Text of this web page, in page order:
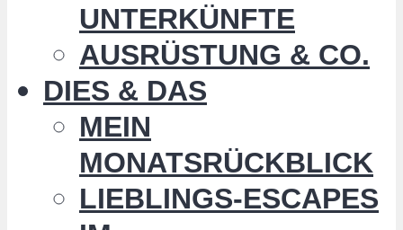
UNTERKÜNFTE
AUSRÜSTUNG & CO.
DIES & DAS
MEIN
MONATSRÜCKBLICK
LIEBLINGS-ESCAPES